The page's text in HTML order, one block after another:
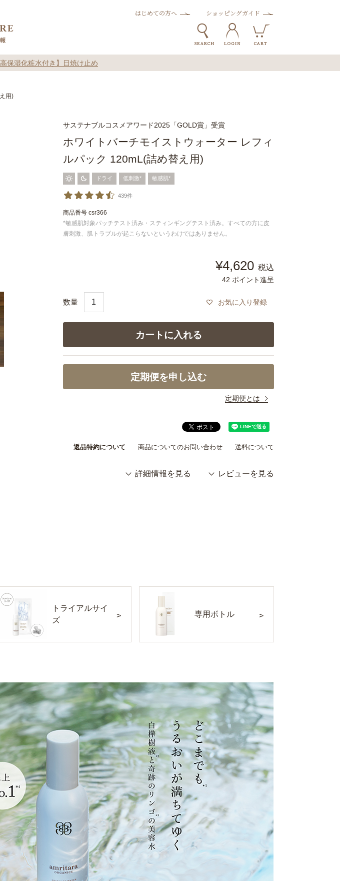
はじめての方へ ショッピングガイド
高保湿化粧水付き】日焼け止め
用)
サステナブルコスメアワード2025「GOLD賞」受賞
ホワイトバーチモイストウォーター レフィ
ルパック 120mL(詰め替え用)
ドライ 低刺激* 敏感肌*
439件
商品番号 csr366
*敏感肌対象パッチテスト済み・スティンギングテスト済み。すべての方に皮
膚刺激、肌トラブルが起こらないというわけではありません。
¥4,620 税込
42 ポイント進呈
お気に入り登録
カートに入れる
定期便を申し込む
定期便とは
返品特約について 商品についてのお問い合わせ 送料について
詳細情報を見る レビューを見る
トライアルサイ
ズ
専用ボトル